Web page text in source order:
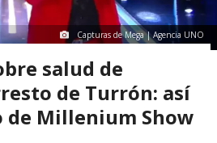
Capturas de Mega | Agencia UNO
salud de
de Turrón: así
Millenium Show